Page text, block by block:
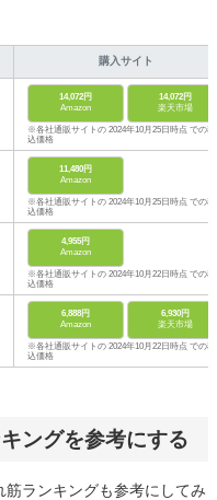
購入サイト
14,072円
Amazon
14,072円
楽天市場
※各社通販サイトの 2024年10月25日時点 での税
込価格
11,480円
Amazon
※各社通販サイトの 2024年10月25日時点 での税
込価格
4,955円
Amazon
※各社通販サイトの 2024年10月22日時点 での税
込価格
6,888円
Amazon
6,930円
楽天市場
※各社通販サイトの 2024年10月22日時点 での税
込価格
ングを参考にする
ランキングも参考にしてみ